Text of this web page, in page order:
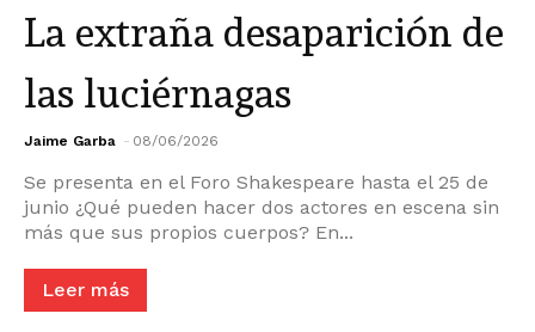
La extraña desaparición de
las luciérnagas
Jaime Garba - 08/06/2026
Se presenta en el Foro Shakespeare hasta el 25 de
junio ¿Qué pueden hacer dos actores en escena sin
más que sus propios cuerpos? En...
Leer más